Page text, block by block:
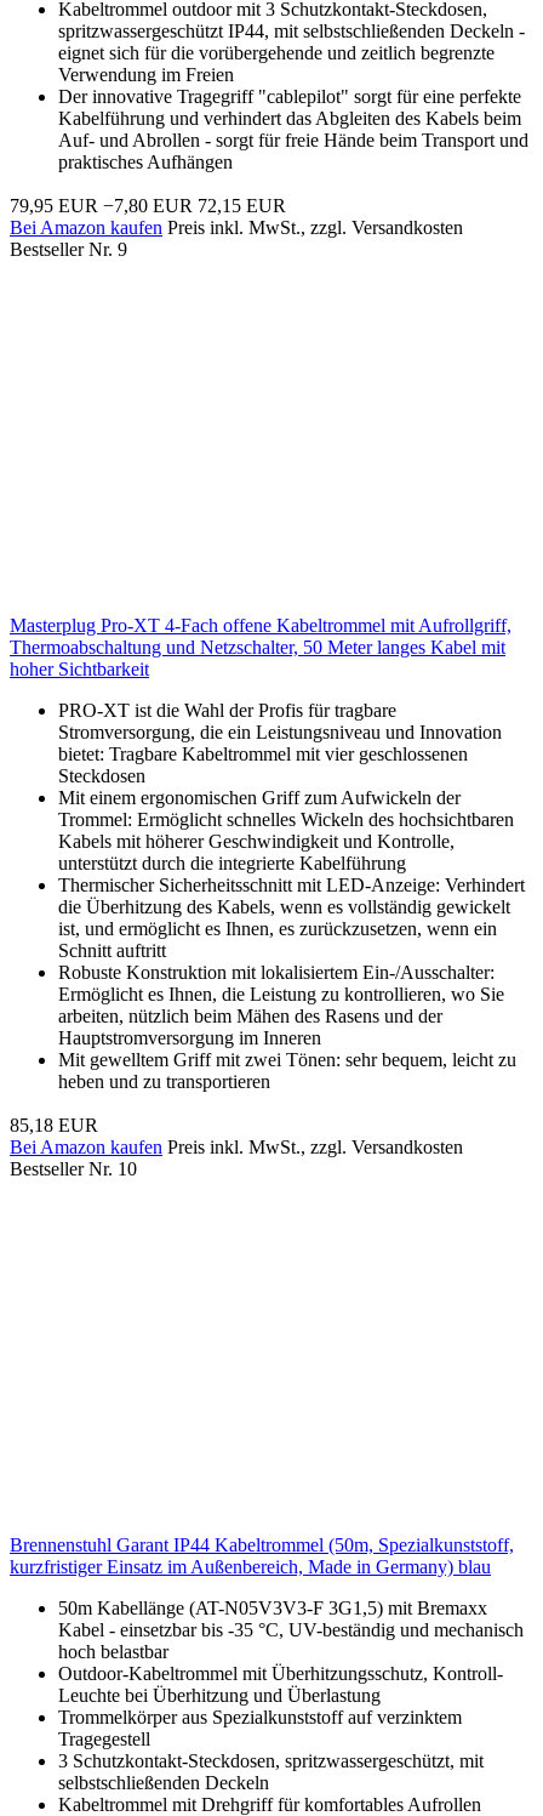
Kabeltrommel outdoor mit 3 Schutzkontakt-Steckdosen,
spritzwassergeschützt IP44, mit selbstschließenden Deckeln -
eignet sich für die vorübergehende und zeitlich begrenzte
Verwendung im Freien
Der innovative Tragegriff "cablepilot" sorgt für eine perfekte
Kabelführung und verhindert das Abgleiten des Kabels beim
Auf- und Abrollen - sorgt für freie Hände beim Transport und
praktisches Aufhängen
79,95 EUR −7,80 EUR 72,15 EUR
Bei Amazon kaufen Preis inkl. MwSt., zzgl. Versandkosten
Bestseller Nr. 9
Masterplug Pro-XT 4-Fach offene Kabeltrommel mit Aufrollgriff,
Thermoabschaltung und Netzschalter, 50 Meter langes Kabel mit
hoher Sichtbarkeit
PRO-XT ist die Wahl der Profis für tragbare
Stromversorgung, die ein Leistungsniveau und Innovation
bietet: Tragbare Kabeltrommel mit vier geschlossenen
Steckdosen
Mit einem ergonomischen Griff zum Aufwickeln der
Trommel: Ermöglicht schnelles Wickeln des hochsichtbaren
Kabels mit höherer Geschwindigkeit und Kontrolle,
unterstützt durch die integrierte Kabelführung
Thermischer Sicherheitsschnitt mit LED-Anzeige: Verhindert
die Überhitzung des Kabels, wenn es vollständig gewickelt
ist, und ermöglicht es Ihnen, es zurückzusetzen, wenn ein
Schnitt auftritt
Robuste Konstruktion mit lokalisiertem Ein-/Ausschalter:
Ermöglicht es Ihnen, die Leistung zu kontrollieren, wo Sie
arbeiten, nützlich beim Mähen des Rasens und der
Hauptstromversorgung im Inneren
Mit gewelltem Griff mit zwei Tönen: sehr bequem, leicht zu
heben und zu transportieren
85,18 EUR
Bei Amazon kaufen Preis inkl. MwSt., zzgl. Versandkosten
Bestseller Nr. 10
Brennenstuhl Garant IP44 Kabeltrommel (50m, Spezialkunststoff,
kurzfristiger Einsatz im Außenbereich, Made in Germany) blau
50m Kabellänge (AT-N05V3V3-F 3G1,5) mit Bremaxx
Kabel - einsetzbar bis -35 °C, UV-beständig und mechanisch
hoch belastbar
Outdoor-Kabeltrommel mit Überhitzungsschutz, Kontroll-
Leuchte bei Überhitzung und Überlastung
Trommelkörper aus Spezialkunststoff auf verzinktem
Tragegestell
3 Schutzkontakt-Steckdosen, spritzwassergeschützt, mit
selbstschließenden Deckeln
Kabeltrommel mit Drehgriff für komfortables Aufrollen